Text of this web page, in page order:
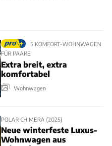
5 KOMFORT-WOHNWAGEN
FÜR PAARE
Extra breit, extra
komfortabel
Wohnwagen
POLAR CHIMERA (2025)
Neue winterfeste Luxus-
Wohnwagen aus